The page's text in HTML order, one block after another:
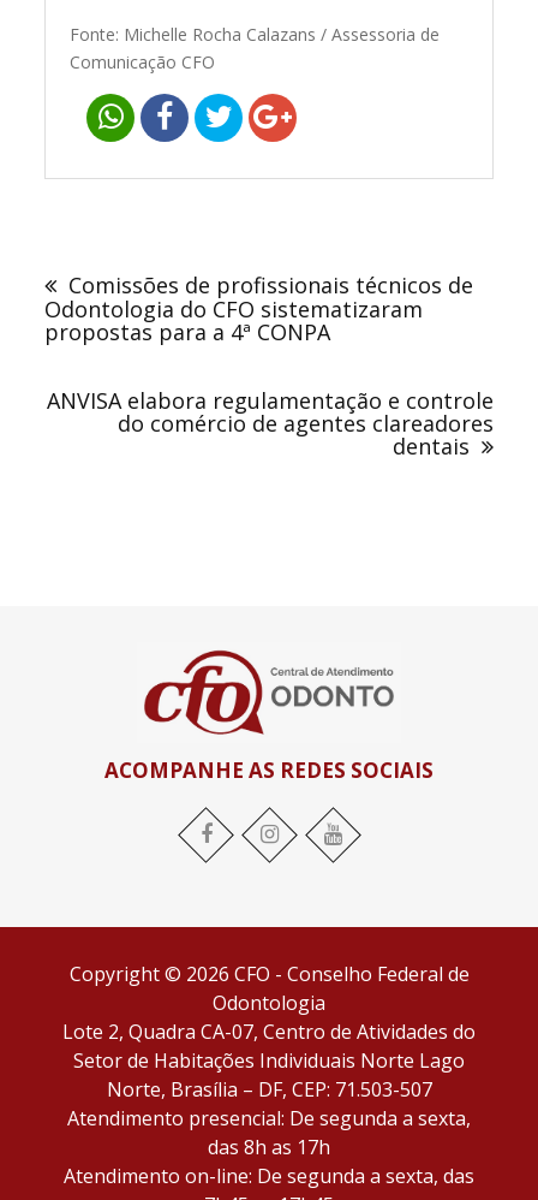
Fonte: Michelle Rocha Calazans / Assessoria de
Comunicação CFO
PostComissões de profissionais técnicos de
Odontologia do CFO sistematizaram
propostas para a 4ª CONPA
ANVISA elabora regulamentação e controle
do comércio de agentes clareadores
dentais
ACOMPANHE AS REDES SOCIAIS
Facebook Instagram YouTube
Copyright © 2026 CFO - Conselho Federal de
Odontologia
Lote 2, Quadra CA-07, Centro de Atividades do
Setor de Habitações Individuais Norte Lago
Norte, Brasília – DF, CEP: 71.503-507
Atendimento presencial: De segunda a sexta,
das 8h as 17h
Atendimento on-line: De segunda a sexta, das